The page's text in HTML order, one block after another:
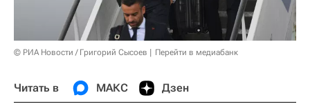
© РИА Новости / Григорий Сысоев Перейти в медиабанк
Читать в МАКС Дзен